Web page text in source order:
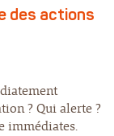
des actions
? Qui alerte ?
immédiates.